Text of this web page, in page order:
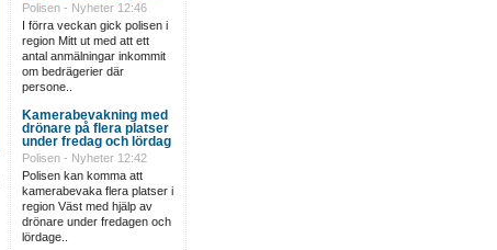
Polisen - Nyheter 12:46
I förra veckan gick polisen i
region Mitt ut med att ett
antal anmälningar inkommit
om bedrägerier där
persone..
Kamerabevakning med
drönare på flera platser
under fredag och lördag
Polisen - Nyheter 12:42
Polisen kan komma att
kamerabevaka flera platser i
region Väst med hjälp av
drönare under fredagen och
lördage..